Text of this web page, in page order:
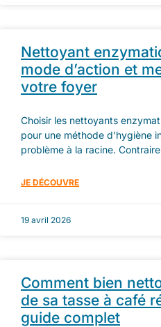
Nettoyant
mode d’action et
votre foyer
Choisir les nettoyants
pour une méthode d’hygiène
problème à la racine.
JE DÉCOUVRE
19 avril 2026
Comment bien
de sa tasse à café
guide complet